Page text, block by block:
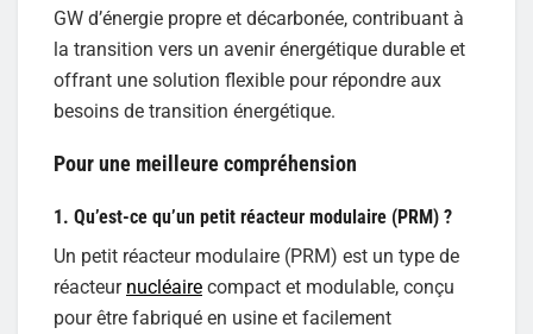
GW d’énergie propre et décarbonée, contribuant à
la transition vers un avenir énergétique durable et
offrant une solution flexible pour répondre aux
besoins de transition énergétique.
Pour une meilleure compréhension
1. Qu’est-ce qu’un petit réacteur modulaire (PRM) ?
Un petit réacteur modulaire (PRM) est un type de
réacteur nucléaire compact et modulable, conçu
pour être fabriqué en usine et facilement